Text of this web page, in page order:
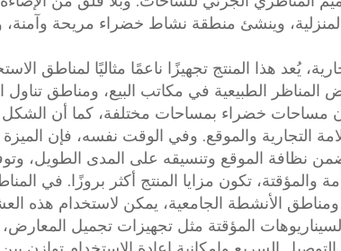
وينشئ منطقة نشاط خضراء مريحة
يُعد هذا المنتج تجهيزًا ناعمًا مثاليًا لمناطق
الطبيعية في مكاتب البيع، ومناطق
مساحات خضراء بمساحات مختلفة، كما أن الشكل
التجارية والموقع. وفي الوقت نفسه، فإن
نظافة الموقع وتنسيقه على المدى الطويل،
والمؤقتة، تكون مزايا المنتج أكثر بروزًا. في
الأنشطة الجامعية، يمكن لاستخدام هذه
المؤقتة مثل تجهيزات تجميل